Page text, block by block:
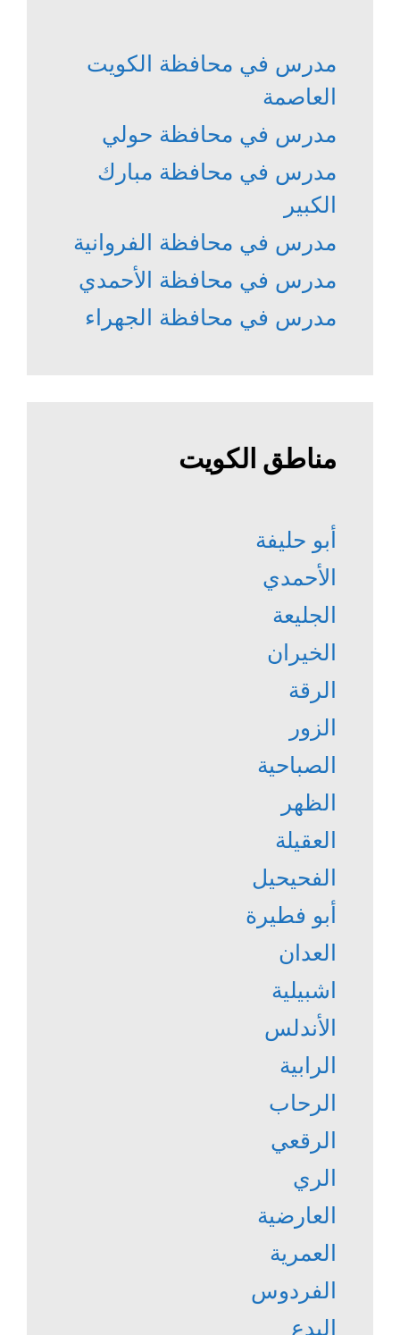
مدرس في محافظة الكويت
العاصمة
مدرس في محافظة حولي
مدرس في محافظة مبارك
الكبير
مدرس في محافظة الفروانية
مدرس في محافظة الأحمدي
مدرس في محافظة الجهراء
مناطق الكويت
أبو حليفة
الأحمدي
الجليعة
الخيران
الرقة
الزور
الصباحية
الظهر
العقيلة
الفحيحيل
أبو فطيرة
العدان
اشبيلية
الأندلس
الرابية
الرحاب
الرقعي
الري
العارضية
العمرية
الفردوس
البدع